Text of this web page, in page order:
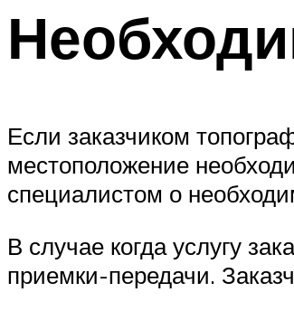
Если заказчиком
местоположение
специалистом о
В случае когда услугу
приемки-передачи.